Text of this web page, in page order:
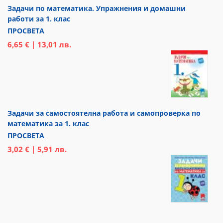
Задачи по математика. Упражнения и домашни
работи за 1. клас
ПРОСВЕТА
6,65 € | 13,01 лв.
Задачи за самостоятелна работа и самопроверка по
математика за 1. клас
ПРОСВЕТА
3,02 € | 5,91 лв.